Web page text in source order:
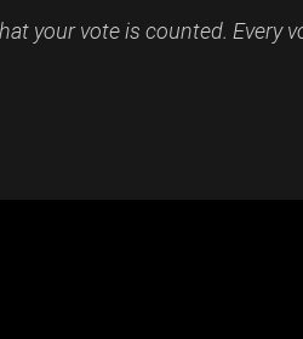
your vote is counted. Every